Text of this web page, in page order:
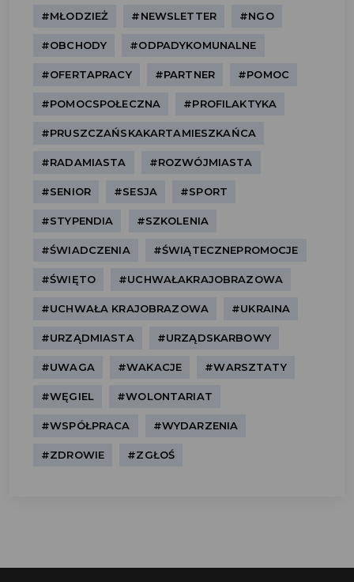
#MŁODZIEŻ #NEWSLETTER #NGO
#OBCHODY #ODPADYKOMUNALNE
#OFERTAPRACY #PARTNER #POMOC
#POMOCSPOŁECZNA #PROFILAKTYKA
#PRUSZCZAŃSKAKARTAMIESZKAŃCA
#RADAMIASTA #ROZWÓJMIASTA
#SENIOR #SESJA #SPORT
#STYPENDIA #SZKOLENIA
#ŚWIADCZENIA #ŚWIĄTECZNEPROMOCJE
#ŚWIĘTO #UCHWAŁAKRAJOBRAZOWA
#UCHWAŁA KRAJOBRAZOWA #UKRAINA
#URZĄDMIASTA #URZĄDSKARBOWY
#UWAGA #WAKACJE #WARSZTATY
#WĘGIEL #WOLONTARIAT
#WSPÓŁPRACA #WYDARZENIA
#ZDROWIE #ZGŁOŚ